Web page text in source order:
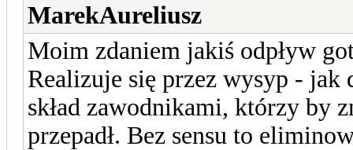
MarekAureliusz
Moim zdaniem jakiś odpływ
Realizuje się przez wysyp -
skład zawodnikami, którzy by
przepadł. Bez sensu to